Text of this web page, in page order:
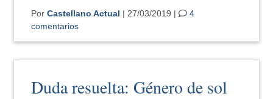
PorCastellano Actual | 27/03/2019 |
4
comentarios
Duda resuelta: Género de sol